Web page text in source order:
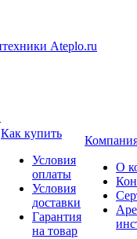
Как купить
Условия
оплаты
Условия
доставки
Гарантия
на товар
О